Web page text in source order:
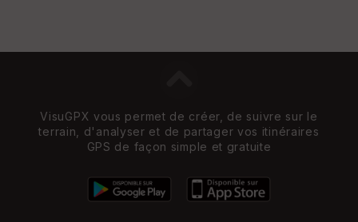
VisuGPX vous permet de créer, de suivre sur le
terrain, d'analyser et de partager vos itinéraires
GPS de façon simple et gratuite